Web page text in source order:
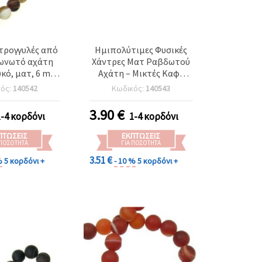
από
αχάτη
ματ, 6 mm
λίθος - 1
62
140542
4 κορδόνι
5 κορδόνι +
Ημιπολύτιμες Φυσικές
Χάντρες Ματ Ραβδωτού
Αχάτη – Μικτές Καφέ
Αποχρώσεις, Στρογγυλές
8 mm, Κορδόνι ~47 τεμ.,
για Κατασκευή
Κοσμημάτων
Κωδικός: 140543
3.90€ 1-4 κορδόνι
ΕΚΠΤΏΣΕΙΣ
ΓΙΑ ΠΟΣΌΤΗΤΑ
3.51 €- 10 %5 κορδόνι +